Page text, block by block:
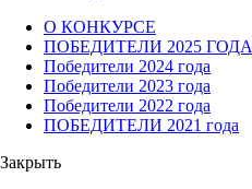
О КОНКУРСЕ
ПОБЕДИТЕЛИ 2025 ГОДА
Победители 2024 года
Победители 2023 года
Победители 2022 года
ПОБЕДИТЕЛИ 2021 года
Закрыть